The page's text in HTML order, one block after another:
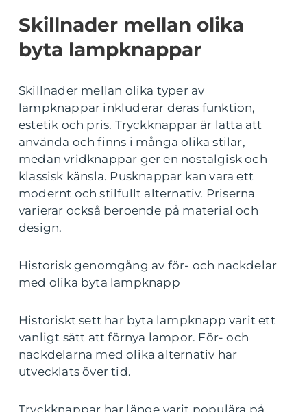
Skillnader mellan olika
byta lampknappar
Skillnader mellan olika typer av
lampknappar inkluderar deras funktion,
estetik och pris. Tryckknappar är lätta att
använda och finns i många olika stilar,
medan vridknappar ger en nostalgisk och
klassisk känsla. Pusknappar kan vara ett
modernt och stilfullt alternativ. Priserna
varierar också beroende på material och
design.
Historisk genomgång av för- och nackdelar
med olika byta lampknapp
Historiskt sett har byta lampknapp varit ett
vanligt sätt att förnya lampor. För- och
nackdelarna med olika alternativ har
utvecklats över tid.
Tryckknappar har länge varit populära på